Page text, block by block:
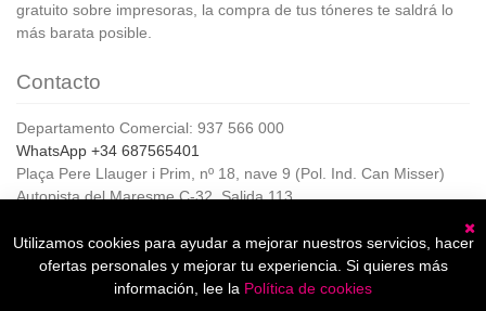
gratuito sobre impresoras, la compra de tus tóneres te saldrá lo
más barata posible.
Contacto
Departamento Comercial: 937 566 000
WhatsApp +34 687565401
Plaça Pere Llauger i Prim, nº 18, nave 9 (Pol. Ind. Can Misser)
Autopista del Maresme C-32, Salida 113
Horario de Atención al cliente:
De lunes a jueves de 8:00 a 17:00,
Viernes de 8:00 a 15:00
Utilizamos cookies para ayudar a mejorar nuestros servicios, hacer
ofertas personales y mejorar tu experiencia. Si quieres más
información, lee la Política de cookies